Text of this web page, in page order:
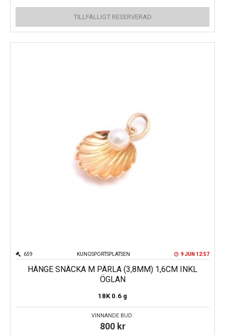
TILLFÄLLIGT RESERVERAD
KUNGSPORTSPLATSEN
659 9 JUN 12:57
HÄNGE SNÄCKA M PÄRLA (3,8MM) 1,6CM INKL
ÖGLAN
18K 0.6 g
VINNANDE BUD:
800 kr